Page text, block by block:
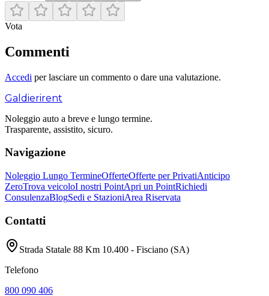
Vota
Commenti
Accedi per lasciare un commento o dare una valutazione.
Galdierirent
Noleggio auto a breve e lungo termine.
Trasparente, assistito, sicuro.
Navigazione
Noleggio Lungo TermineOfferteOfferte per PrivatiAnticipo
ZeroTrova veicoloI nostri PointApri un PointRichiedi
ConsulenzaBlogSedi e StazioniArea Riservata
Contatti
Strada Statale 88 Km 10.400 - Fisciano (SA)
Telefono
800 090 406